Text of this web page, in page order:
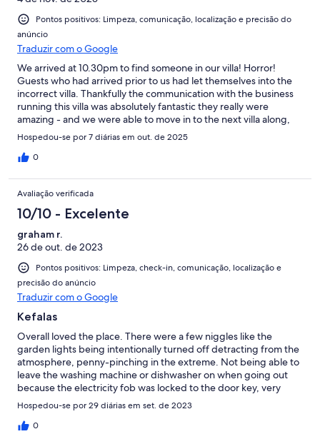
Pontos positivos: Limpeza, comunicação, localização e precisão do
anúncio
Traduzir com o Google
We arrived at 10.30pm to find someone in our villa! Horror!
Guests who had arrived prior to us had let themselves into the
incorrect villa. Thankfully the communication with the business
running this villa was absolutely fantastic they really were
amazing - and we were able to move in to the next villa along,
which was exactly the same. The villas are simple, next time
we’d bring some more home comforts games/pool toys etc. But
it had everything that we needed. It said someone would be in
sink clogged someone was out straight away. Village taverna in
the square was great, very cheap which meant we eating out
was better value than cooking at home. Octopus bay is a must
for snorkelling. We loved exploring the area, Chania is lovely and
we visit lots of little coves for swimming. We’d definitely stay
again, the villa provides excellent value for money. And the
customer service is second to none.
Hospedou-se por 7 diárias em out. de 2025
0
Avaliação verificada
10/10 - Excelente
graham r.
26 de out. de 2023
Pontos positivos: Limpeza, check-in, comunicação, localização e
precisão do anúncio
Traduzir com o Google
Kefalas
Overall loved the place. There were a few niggles like the
garden lights being intentionally turned off detracting from the
atmosphere, penny-pinching in the extreme. Not being able to
leave the washing machine or dishwasher on when going out
because the electricity fob was locked to the door key, very
patronising, especially considering the money paid for
rental.the location was excellent and the outside ameneties
great. Did think more effort could be put into a welcome basket
Hospedou-se por 29 diárias em set. de 2023
0